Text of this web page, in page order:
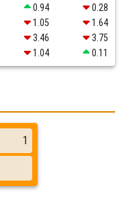
0.94
0.28
1.05
1.64
3.46
3.75
1.04 0.11